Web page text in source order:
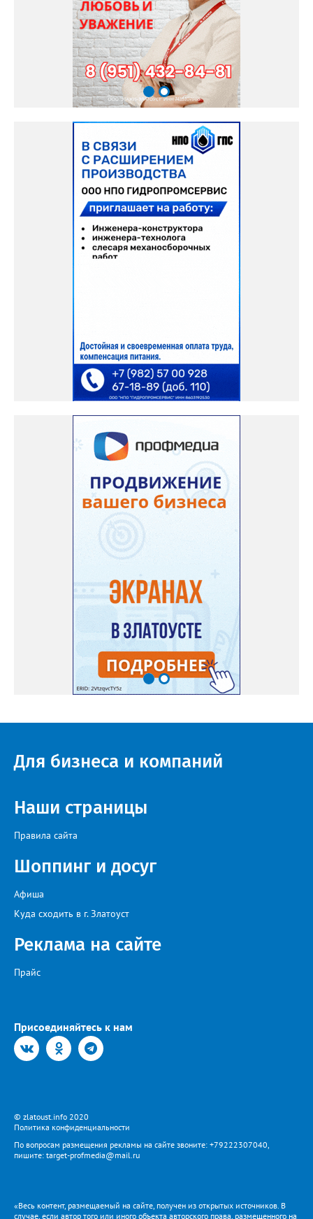
Для бизнеса и компаний
Наши страницы
Правила сайта
Шоппинг и досуг
Афиша
Куда сходить в г. Златоуст
Реклама на сайте
Прайс
Присоединяйтесь к нам
© zlatoust.info 2020
Политика конфиденциальности
По вопросам размещения рекламы на сайте звоните: +79222307040,
пишите: target-profmedia@mail.ru
«Весь контент, размещаемый на сайте, получен из открытых источников. В
случае, если автор того или иного объекта авторского права, размещенного на